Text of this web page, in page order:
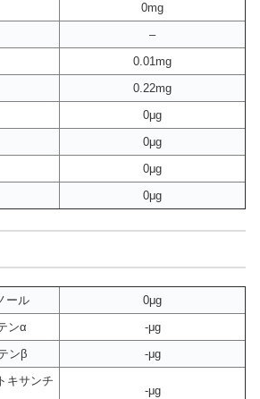
0mg
–
0.01mg
0.22mg
0μg
0μg
0μg
0μg
ール
0μg
ンα
-μg
ンβ
-μg
キサンチ
-μg